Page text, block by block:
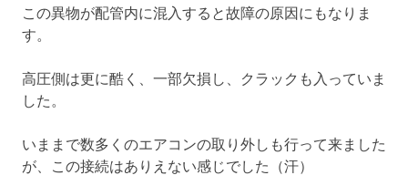
この異物が配管内に混入すると故障の原因にもなりま
す。
高圧側は更に酷く、一部欠損し、クラックも入っていま
した。
いままで数多くのエアコンの取り外しも行って来ました
が、この接続はありえない感じでした（汗）